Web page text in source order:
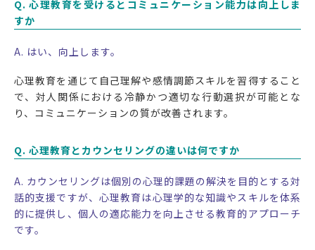
Q. 心理教育を受けるとコミュニケーション能力は向上しま
すか
A. はい、向上します。
心理教育を通じて自己理解や感情調節スキルを習得すること
で、対人関係における冷静かつ適切な行動選択が可能とな
り、コミュニケーションの質が改善されます。
Q. 心理教育とカウンセリングの違いは何ですか
A. カウンセリングは個別の心理的課題の解決を目的とする対
話的支援ですが、心理教育は心理学的な知識やスキルを体系
的に提供し、個人の適応能力を向上させる教育的アプローチ
です。